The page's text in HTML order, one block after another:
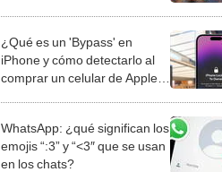
¿Qué es un 'Bypass' en
iPhone y cómo detectarlo al
comprar un celular de Apple
WhatsApp: ¿qué significan los
emojis “:3” y “<3″ que se usan
en los chats?